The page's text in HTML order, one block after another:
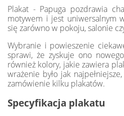
Plakat - Papuga pozdrawia
motywem i jest uniwersalnym
się zarówno w pokoju, salonie
Wybranie i powieszenie
sprawi, że zyskuje ono
również kolory, jakie zawiera
wrażenie było jak
zamówienie kilku plakatów.
Specyfikacja plakatu